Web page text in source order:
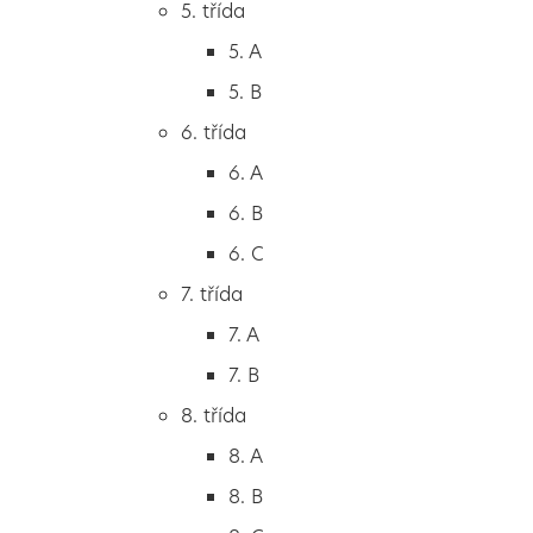
2. B
3. A
4. A
5. A
5. třída
5. A
5. B
6. třída
6. A
6. B
6. C
7. třída
7. A
7. B
8. třída
8. A
8. B